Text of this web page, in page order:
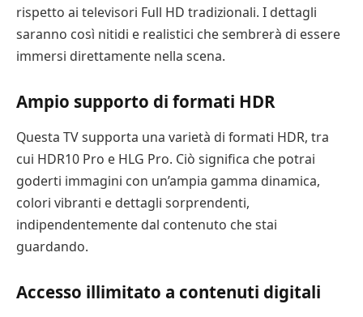
rispetto ai televisori Full HD tradizionali. I dettagli
saranno così nitidi e realistici che sembrerà di essere
immersi direttamente nella scena.
Ampio supporto di formati HDR
Questa TV supporta una varietà di formati HDR, tra
cui HDR10 Pro e HLG Pro. Ciò significa che potrai
goderti immagini con un’ampia gamma dinamica,
colori vibranti e dettagli sorprendenti,
indipendentemente dal contenuto che stai
guardando.
Accesso illimitato a contenuti digitali